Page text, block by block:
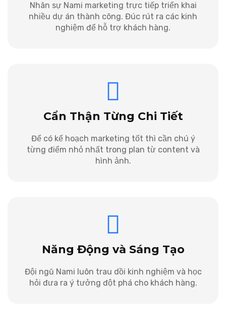
Nhân sự Nami marketing trực tiếp triển khai
nhiều dự án thành công. Đúc rút ra các kinh
nghiệm để hỗ trợ khách hàng.
Cẩn Thận Từng Chi Tiết
Để có kế hoạch marketing tốt thì cần chú ý
từng điểm nhỏ nhất trong plan từ content và
hình ảnh.
Năng Động và Sáng Tạo
Đội ngũ Nami luôn trau dồi kinh nghiệm và học
hỏi đưa ra ý tưởng đột phá cho khách hàng.